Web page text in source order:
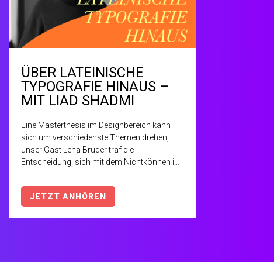
ÜBER LATEINISCHE
TYPOGRAFIE HINAUS –
MIT LIAD SHADMI
Eine Masterthesis im Designbereich kann
sich um verschiedenste Themen drehen,
unser Gast Lena Bruder traf die
Entscheidung, sich mit dem Nichtkönnen im
so überraschendes und hoch spannendes
Thema, dass wir nicht anders konnten als
JETZT ANHÖREN